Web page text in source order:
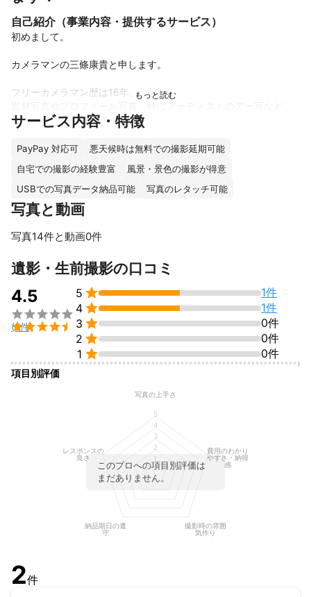
自己紹介（事業内容・提供するサービス）
初めまして。
カメラマンの三條康貴と申します。
フリーカメラマン歴は16年、
数多く撮って参りました。
また主にポートレート撮影を作品として撮り続けており、自身が
そしてカメラマンとして大事な、
事前の打ち合わせはもちろん、人とのコミュニケーション取るこ
とでよりその人らしさを映し出す事を大事に考えてます。
また撮影者様の想いを込めて撮影させていただきます。
白バックのみですが、
自分のスタジオを持っており、
また市川市内のレンタルスペースやカフェなども繋がっており、
イメージによってご提案できます。
また撮影はもちろんの事、
ヘアメイクなどそれ以外のご要望(納品や受け渡し方法)にもお応え
できるかと思います。
また撮影はもちろんの事、
撮影内容によってはお見積金額は若干変わります。
上記ご理解、ご相談の方よろしくお願いいたします。
ご要望やイメージなどございましたらご連絡ください。
また動画撮影、ヘアメイクなどは外注になりますので、
お早めにご相談くださいませ。
クリエイティブ周りの事ならご相談に乗れます。
またデータ便。、USBメモリなどのデータお渡しは可能です。
よろしくお願いします。
クライアントは大手代理店から市内の企業、有名飲食店、歴史の
ある劇場、某大学、メジャーアーティストなど多岐に渡り、
サービス内容・特徴
PayPay 対応可
悪天候時は無料での撮影延期可能
自宅での撮影の経験豊富
風景・景色の撮影が得意
USBでの写真データ納品可能
写真のレタッチ可能
写真と動画
写真14件と動画0件
遺影・生前撮影の口コミ
4.5


(2件)
5 
1件
4 
1件
3 
0件
2 
0件
1  0件
項目別評価
このプロへの項目別評価は
まだありません。
写真の上手さ
費用のわかり
やすさ・納得
感
撮影時の雰囲
気作り
納品期日の遵
守
レスポンスの
良さ
1
2
3
4
5
2件